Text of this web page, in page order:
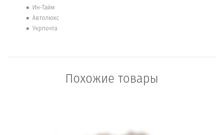
Ин-Тайм
Автолюкс
Укрпочта
Похожие товары